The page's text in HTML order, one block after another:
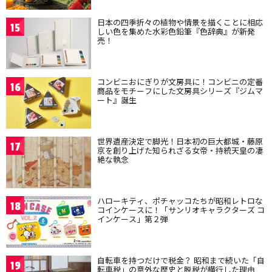
15 日本の四季折々の植物や情景を描くことに相応
しい色を集めた水彩色鉛筆『色辞典』が新発
売！
16 コンビニおにぎりが文房具に！コンビニの定番
商品をモチーフにした文房具シリーズ『ジムマ
ート』誕生
17 世界遺産決定で脚光！日本初の巨大都城・藤原
京を創り上げた知られざる女帝・持統天皇の凄
絶な執念
18 ハローキティ、ポチャッコたちが昭和レトロな
コインケースに！「サンリオキャラクターズ コ
インケース」第２弾
19 自転車を持つだけで税金？ 昭和まで続いた「自
転車税」の意外な歴史と脱税が横行した理由